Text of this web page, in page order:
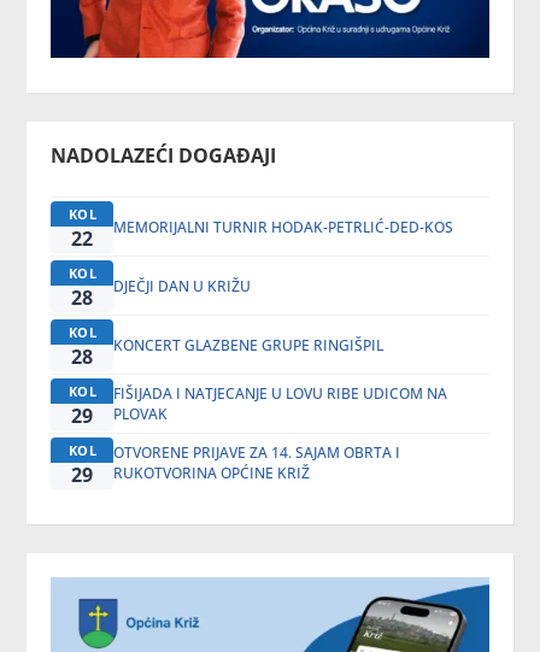
NADOLAZEĆI DOGAĐAJI
KOL
22 MEMORIJALNI TURNIR HODAK-PETRLIĆ-DED-KOS
KOL
28 DJEČJI DAN U KRIŽU
KOL
28 KONCERT GLAZBENE GRUPE RINGIŠPIL
KOL
29
FIŠIJADA I NATJECANJE U LOVU RIBE UDICOM NA
PLOVAK
KOL
29
OTVORENE PRIJAVE ZA 14. SAJAM OBRTA I
RUKOTVORINA OPĆINE KRIŽ